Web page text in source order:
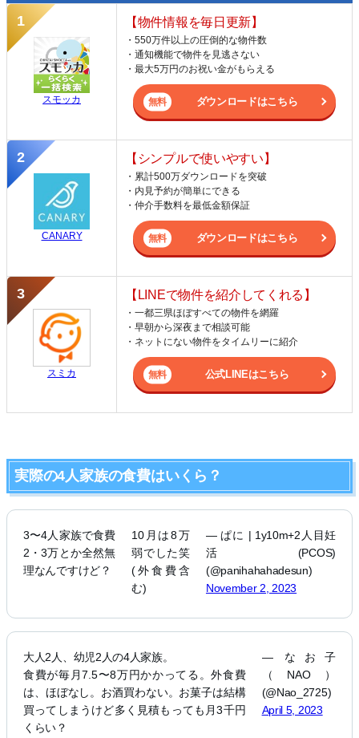
スモッカ
【物件情報を毎日更新】
・550万件以上の圧倒的な物件数
・通知機能で物件を見逃さない
・最大5万円のお祝い金がもらえる
ダウンロードはこちら
CANARY
【シンプルで使いやすい】
・累計500万ダウンロードを突破
・内見予約が簡単にできる
・仲介手数料を最低金額保証
ダウンロードはこちら
スミカ
【LINEで物件を紹介してくれる】
・一都三県ほぼすべての物件を網羅
・早朝から深夜まで相談可能
・ネットにない物件をタイムリーに紹介
公式LINEはこちら
実際の4人家族の食費はいくら？
3〜4人家族で食費
2・3万とか全然無
理なんですけど？
10月は8万
弱でした笑
(外食費含
む)
— ぱに | 1y10m+2人目妊
活(PCOS)
(@panihahahadesun)
November 2, 2023
大人2人、幼児2人の4人家族。
食費が毎月7.5〜8万円かかってる。外食費
は、ほぼなし。お酒買わない。お菓子は結構
買ってしまうけど多く見積もっても月3千円
くらい？
— なお子
（NAO）
(@Nao_2725)
April 5, 2023